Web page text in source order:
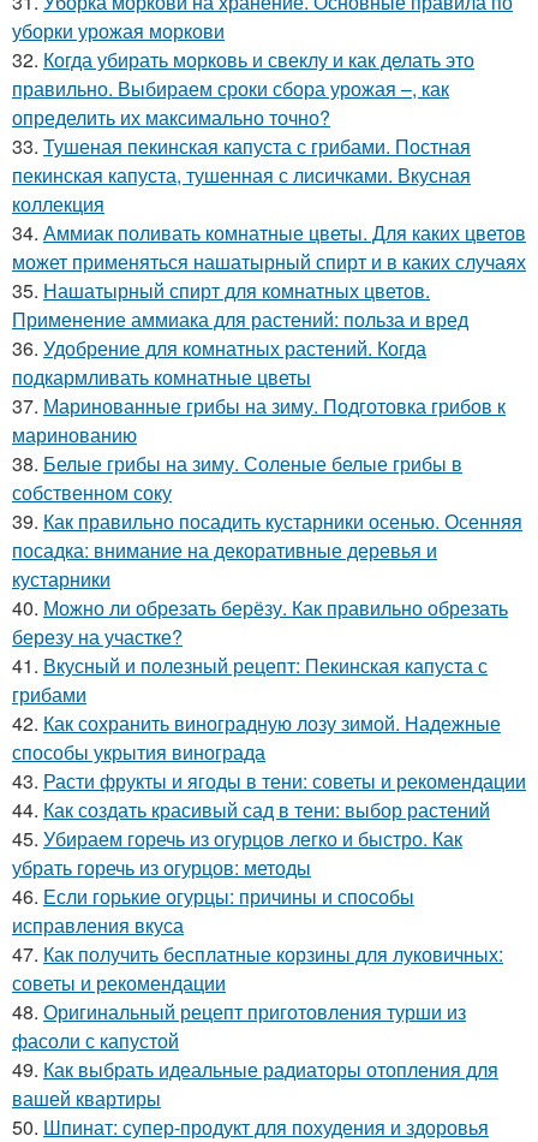
уборки урожая моркови
32. Когда убирать морковь и свеклу и как делать это
правильно. Выбираем сроки сбора урожая –, как
определить их максимально точно?
33. Тушеная пекинская капуста с грибами. Постная
пекинская капуста, тушенная с лисичками. Вкусная
коллекция
34. Аммиак поливать комнатные цветы. Для каких цветов
может применяться нашатырный спирт и в каких случаях
35. Нашатырный спирт для комнатных цветов.
Применение аммиака для растений: польза и вред
36. Удобрение для комнатных растений. Когда
подкармливать комнатные цветы
37. Маринованные грибы на зиму. Подготовка грибов к
маринованию
38. Белые грибы на зиму. Соленые белые грибы в
собственном соку
39. Как правильно посадить кустарники осенью. Осенняя
посадка: внимание на декоративные деревья и
кустарники
40. Можно ли обрезать берёзу. Как правильно обрезать
березу на участке?
41. Вкусный и полезный рецепт: Пекинская капуста с
грибами
42. Как сохранить виноградную лозу зимой. Надежные
способы укрытия винограда
43. Расти фрукты и ягоды в тени: советы и рекомендации
44. Как создать красивый сад в тени: выбор растений
45. Убираем горечь из огурцов легко и быстро. Как
убрать горечь из огурцов: методы
46. Если горькие огурцы: причины и способы
исправления вкуса
47. Как получить бесплатные корзины для луковичных:
советы и рекомендации
48. Оригинальный рецепт приготовления турши из
фасоли с капустой
49. Как выбрать идеальные радиаторы отопления для
вашей квартиры
50. Шпинат: супер-продукт для похудения и здоровья